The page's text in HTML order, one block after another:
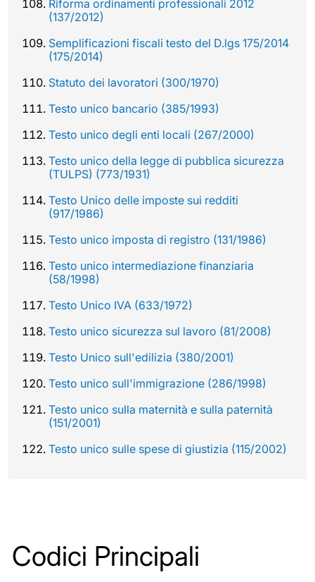
Riforma ordinamenti professionali 2012
(137/2012)
Semplificazioni fiscali testo del D.lgs 175/2014
(175/2014)
Statuto dei lavoratori (300/1970)
Testo unico bancario (385/1993)
Testo unico degli enti locali (267/2000)
Testo unico della legge di pubblica sicurezza
(TULPS) (773/1931)
Testo Unico delle imposte sui redditi
(917/1986)
Testo unico imposta di registro (131/1986)
Testo unico intermediazione finanziaria
(58/1998)
Testo Unico IVA (633/1972)
Testo unico sicurezza sul lavoro (81/2008)
Testo Unico sull'edilizia (380/2001)
Testo unico sull'immigrazione (286/1998)
Testo unico sulla maternità e sulla paternità
(151/2001)
Testo unico sulle spese di giustizia (115/2002)
Codici Principali